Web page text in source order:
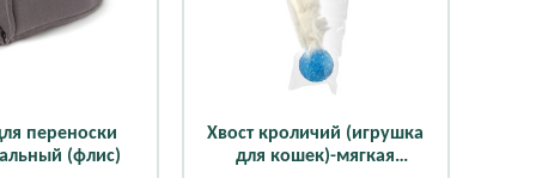
переноски
(флис)
Хвост кроличий (игрушка
для кошек)-мягкая